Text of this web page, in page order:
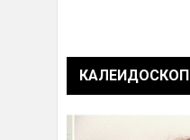
КАЛЕИДОСКОП